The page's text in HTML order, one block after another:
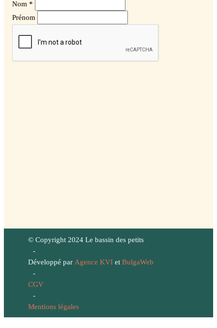
Nom *
Prénom
© Copyright 2024 Le bassin des petits
-
Développé par Agence KVIet BulgaWeb
-
CGV
-
Mentions légales